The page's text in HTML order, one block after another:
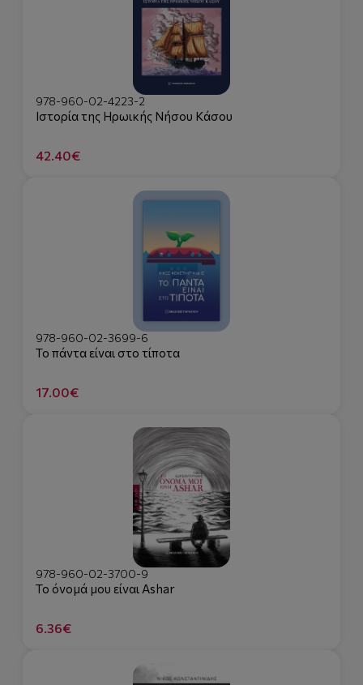
978-960-02-4223-2
Ιστορία της Ηρωικής Νήσου Κάσου
42.40€
978-960-02-3699-6
Το πάντα είναι στο τίποτα
17.00€
978-960-02-3700-9
Το όνομά μου είναι Ashar
6.36€